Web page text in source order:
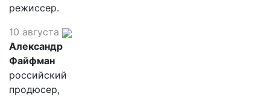
режиссер.
10 августа
Александр
Файфман
российский
продюсер,